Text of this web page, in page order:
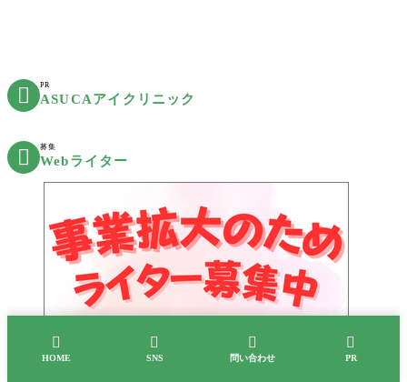
 PR
ASUCAアイクリニック
 募集
Webライター

HOME

SNS

問い合わせ

PR